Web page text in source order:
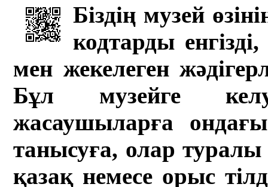
Біздің музей
кодтарды
мен жекелеген
Бұл музейге
жасаушыларға
танысуға, олар туралы
қазақ немесе орыс